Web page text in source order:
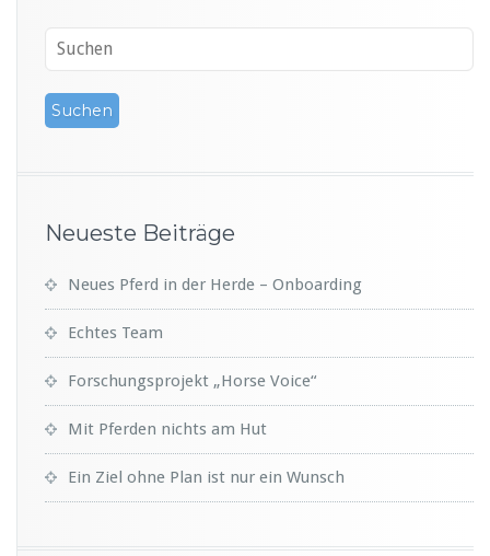
k
ä
Neueste Beiträge
Neues Pferd in der Herde – Onboarding
Echtes Team
Forschungsprojekt „Horse Voice“
Mit Pferden nichts am Hut
Ein Ziel ohne Plan ist nur ein Wunsch